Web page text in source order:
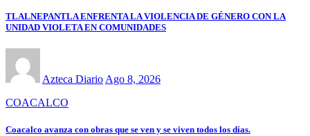
TLALNEPANTLA ENFRENTA LA VIOLENCIA DE GÉNERO CON LA
UNIDAD VIOLETA EN COMUNIDADES
Azteca Diario Ago 8, 2026
COACALCO
Coacalco avanza con obras que se ven y se viven todos los días.